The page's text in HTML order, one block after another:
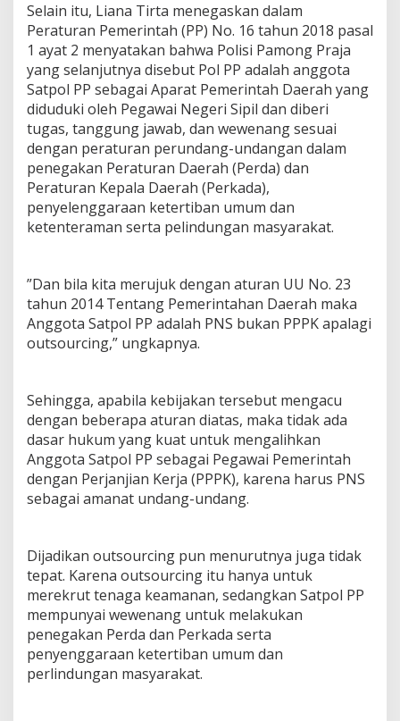
Selain itu, Liana Tirta menegaskan dalam
Peraturan Pemerintah (PP) No. 16 tahun 2018 pasal
1 ayat 2 menyatakan bahwa Polisi Pamong Praja
yang selanjutnya disebut Pol PP adalah anggota
Satpol PP sebagai Aparat Pemerintah Daerah yang
diduduki oleh Pegawai Negeri Sipil dan diberi
tugas, tanggung jawab, dan wewenang sesuai
dengan peraturan perundang-undangan dalam
penegakan Peraturan Daerah (Perda) dan
Peraturan Kepala Daerah (Perkada),
penyelenggaraan ketertiban umum dan
ketenteraman serta pelindungan masyarakat.
”Dan bila kita merujuk dengan aturan UU No. 23
tahun 2014 Tentang Pemerintahan Daerah maka
Anggota Satpol PP adalah PNS bukan PPPK apalagi
outsourcing,” ungkapnya.
Sehingga, apabila kebijakan tersebut mengacu
dengan beberapa aturan diatas, maka tidak ada
dasar hukum yang kuat untuk mengalihkan
Anggota Satpol PP sebagai Pegawai Pemerintah
dengan Perjanjian Kerja (PPPK), karena harus PNS
sebagai amanat undang-undang.
Dijadikan outsourcing pun menurutnya juga tidak
tepat. Karena outsourcing itu hanya untuk
merekrut tenaga keamanan, sedangkan Satpol PP
mempunyai wewenang untuk melakukan
penegakan Perda dan Perkada serta
penyenggaraan ketertiban umum dan
perlindungan masyarakat.